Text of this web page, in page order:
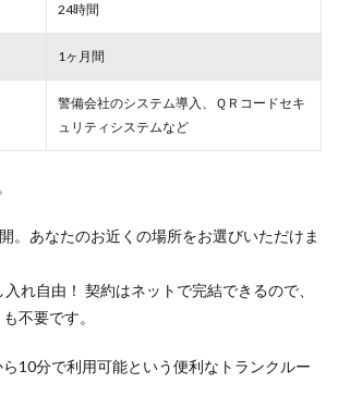
24時間
1ヶ月間
警備会社のシステム導入、ＱＲコードセキ
ュリティシステムなど
。あなたのお近くの場所をお選びいただけま
れ自由！ 契約はネットで完結できるので、
不要です。
10分で利用可能という便利なトランクルー